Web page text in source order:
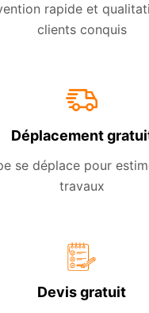
rapide et
clients conquis
Déplacement
se déplace pour
travaux
Devis gratuit